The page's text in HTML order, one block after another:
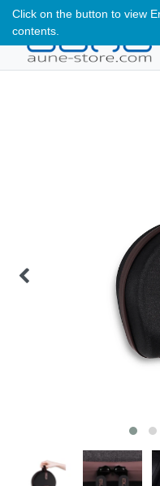
Click on the button to view
contents.